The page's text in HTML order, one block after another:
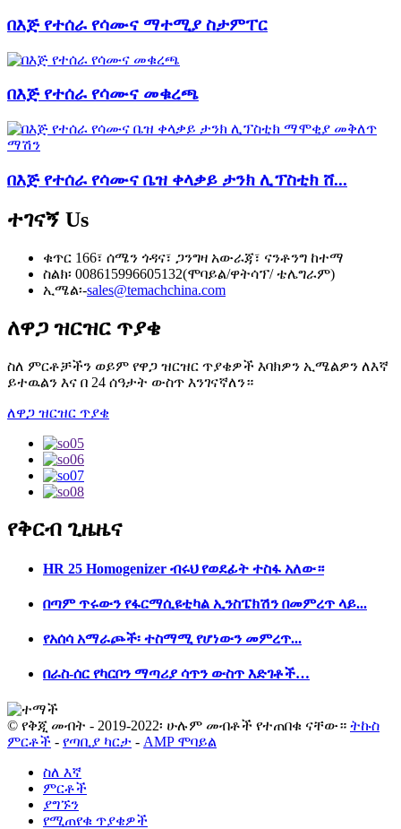
በእጅ የተሰራ የሳሙና ማተሚያ ስታምፐር
በእጅ የተሰራ የሳሙና መቁረጫ
በእጅ የተሰራ የሳሙና ቤዝ ቀላቃይ ታንክ ሊፕስቲክ ሸ...
ተገናኝ Us
ቁጥር 166፣ ሰሜን ጎዳና፣ ጋንግዛ አውራጃ፣ ናንቶንግ ከተማ
ስልክ፡ 008615996605132(ሞባይል/ዋትሳፕ/ ቴሌግራም)
ኢሜል፡-sales@temachchina.com
ለዋጋ ዝርዝር ጥያቄ
ስለ ምርቶቻችን ወይም የዋጋ ዝርዝር ጥያቄዎች እባክዎን ኢሜልዎን ለእኛ
ይተዉልን እና በ 24 ሰዓታት ውስጥ እንገናኛለን።
ለዋጋ ዝርዝር ጥያቄ
የቅርብ ጊዜዜና
HR 25 Homogenizer ብሩህ የወደፊት ተስፋ አለው።
በጣም ጥሩውን የፋርማሲዩቲካል ኢንስፔክሽን በመምረጥ ላይ...
የአሰሳ አማራጮች፡ ተስማሚ የሆነውን መምረጥ...
በራስ-ሰር የካርቦን ማጣሪያ ሳጥን ውስጥ እድገቶች…
© የቅጂ መብት - 2019-2022፡ ሁሉም መብቶች የተጠበቁ ናቸው። ትኩስ
ምርቶች - የጣቢያ ካርታ - AMP ሞባይል
ስለ እኛ
ምርቶች
ያግኙን
የሚጠየቁ ጥያቄዎች